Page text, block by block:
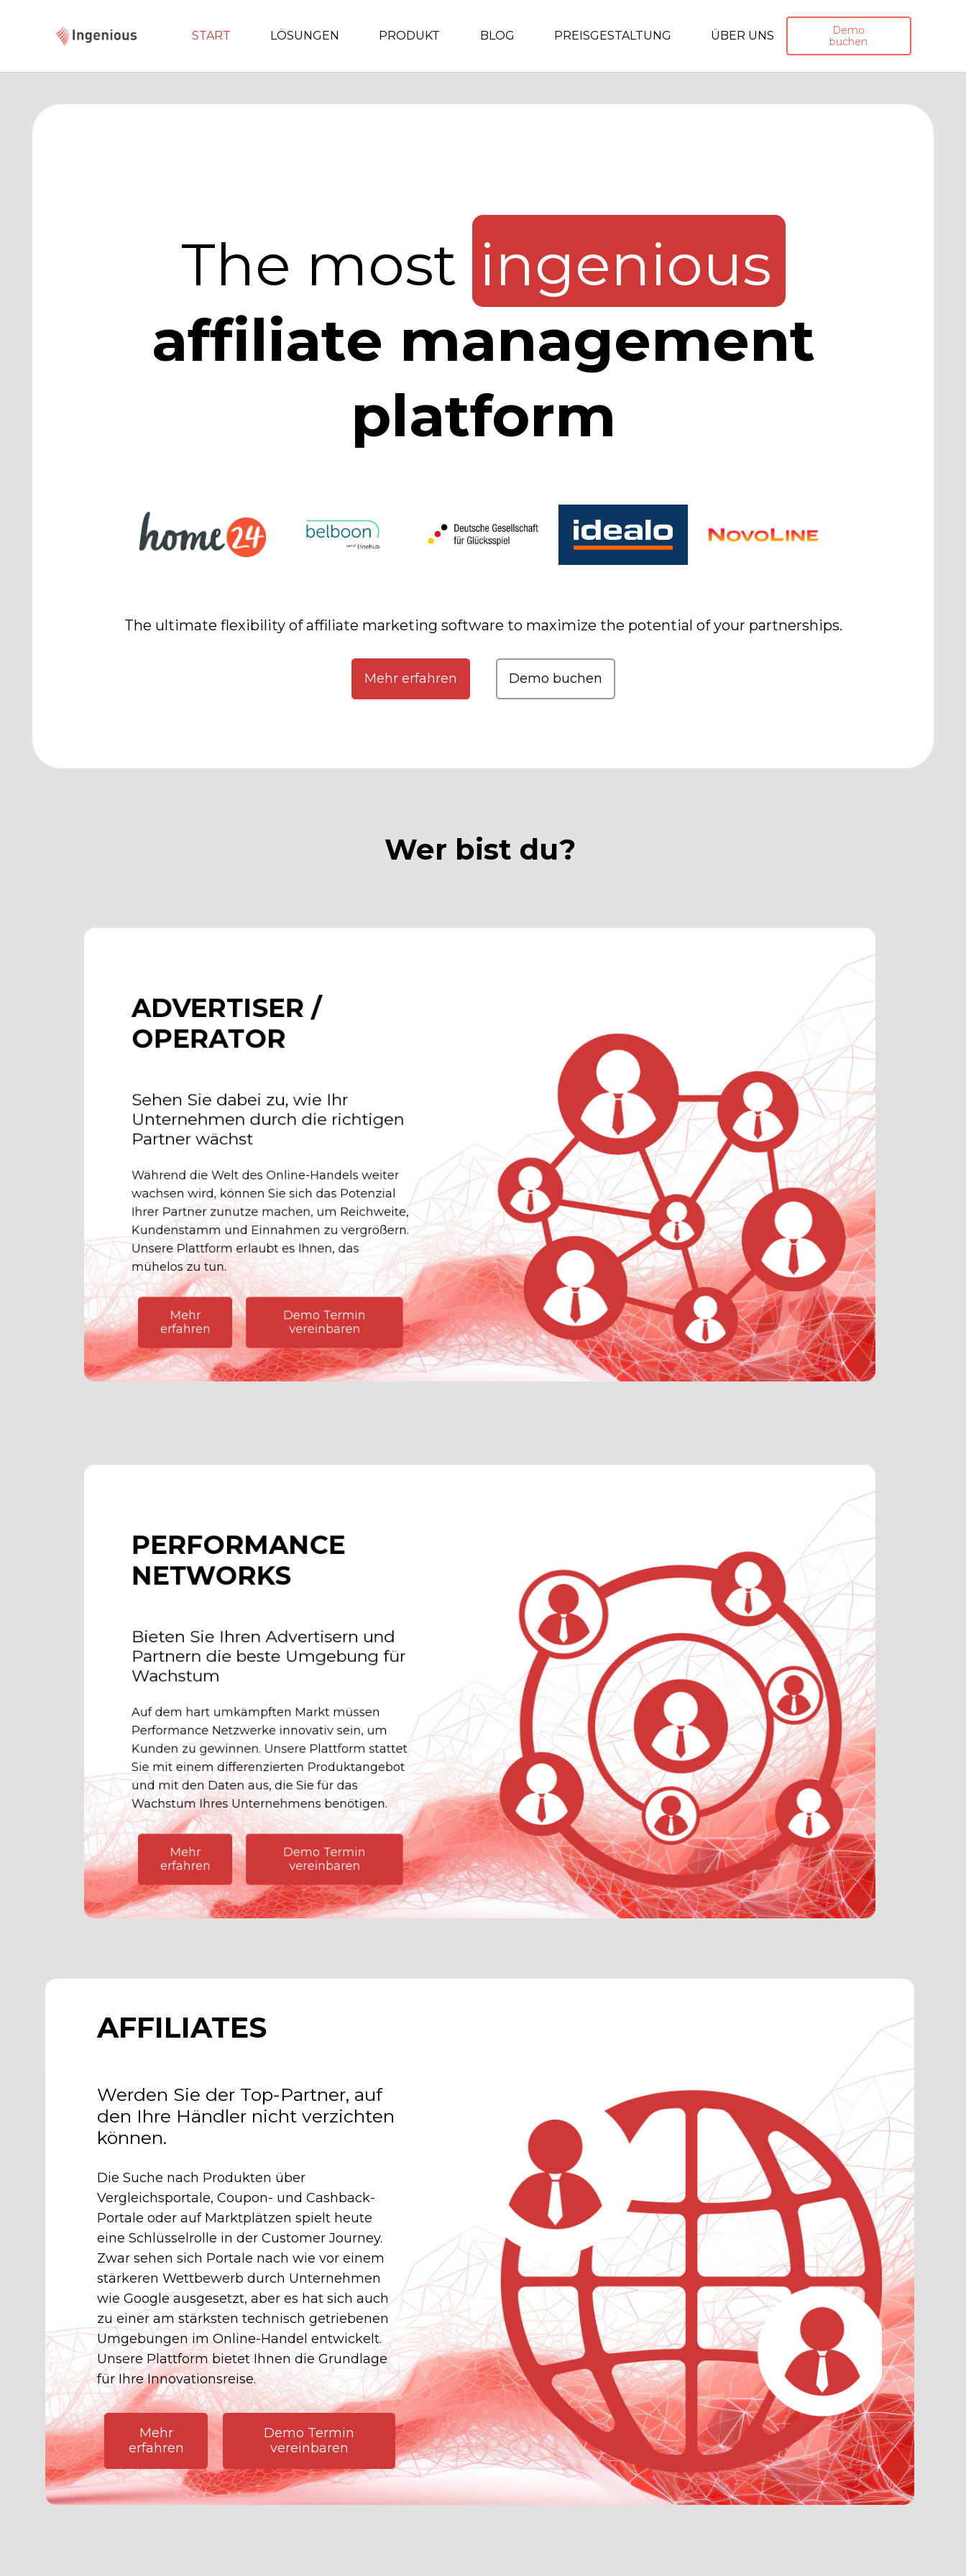
START LÖSUNGEN PRODUKT BLOG PREISGESTALTUNG ÜBER UNS
Demo
buchen
The most ingenious
affiliate management
platform
The ultimate flexibility of affiliate marketing software to maximize the potential of your partnerships.
Mehr erfahren Demo buchen
Wer bist du?
ADVERTISER /
OPERATOR
Sehen Sie dabei zu, wie Ihr
Unternehmen durch die richtigen
Partner wächst
Während die Welt des Online-Handels weiter
wachsen wird, können Sie sich das Potenzial
Ihrer Partner zunutze machen, um Reichweite,
Kundenstamm und Einnahmen zu vergrößern.
Unsere Plattform erlaubt es Ihnen, das
mühelos zu tun.
Mehr
erfahren
Demo Termin
vereinbaren
PERFORMANCE
NETWORKS
Bieten Sie Ihren Advertisern und
Partnern die beste Umgebung für
Wachstum
Auf dem hart umkämpften Markt müssen
Performance Netzwerke innovativ sein, um
Kunden zu gewinnen. Unsere Plattform stattet
Sie mit einem differenzierten Produktangebot
und mit den Daten aus, die Sie für das
Wachstum Ihres Unternehmens benötigen.
Mehr
erfahren
Demo Termin
vereinbaren
AFFILIATES
Werden Sie der Top-Partner, auf
den Ihre Händler nicht verzichten
können.
Die Suche nach Produkten über
Vergleichsportale, Coupon- und Cashback-
Portale oder auf Marktplätzen spielt heute
eine Schlüsselrolle in der Customer Journey.
Zwar sehen sich Portale nach wie vor einem
stärkeren Wettbewerb durch Unternehmen
wie Google ausgesetzt, aber es hat sich auch
zu einer am stärksten technisch getriebenen
Umgebungen im Online-Handel entwickelt.
Unsere Plattform bietet Ihnen die Grundlage
für Ihre Innovationsreise.
Mehr
erfahren
Demo Termin
vereinbaren